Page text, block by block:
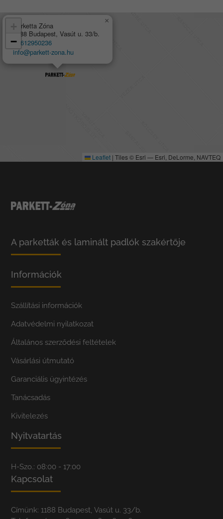
Parketta Zóna
1188 Budapest, Vasút u. 33/b.
+3612950236
info@parkett-zona.hu
×
−
Leaflet | Tiles © Esri — Esri, DeLorme, NAVTEQ
A parketták és laminált padlók szakértője
Információk
Szállítási információk
Adatvédelmi nyilatkozat
Általános szerződési feltételek
Vásárlási útmutató
Garanciális ügyintézés
Tanácsadás
Kivitelezés
Nyitvatartás
H-Szo.: 08:00 - 17:00
Kapcsolat
Címünk: 1188 Budapest, Vasút u. 33/b.